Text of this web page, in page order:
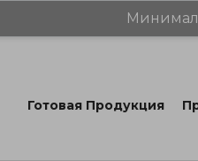
Готовая Продукция